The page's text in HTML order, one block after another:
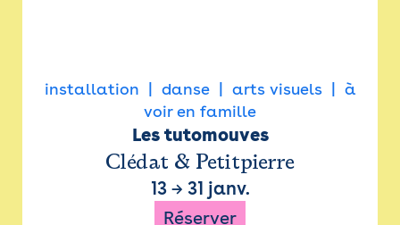
installation danse arts visuels
à
voir en famille
Les tutomouves
Clédat & Petitpierre
13→ 31 janv.
Réserver